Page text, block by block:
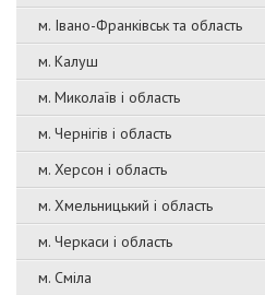
м. Івано-Франківськ та область
м. Калуш
м. Миколаїв і область
м. Чернігів і область
м. Херсон і область
м. Хмельницький і область
м. Черкаси і область
м. Сміла